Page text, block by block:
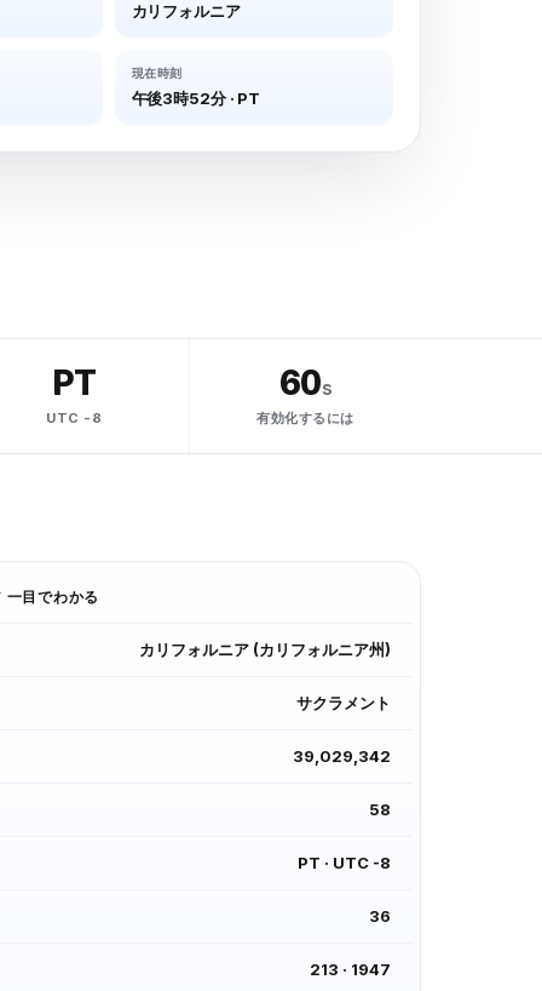
カリフォルニア
現在時刻
午後3時52分· PT
PT
UTC -8
60s
有効化するには
一目でわかる
カリフォルニア (カリフォルニア州)
サクラメント
39,029,342
58
PT · UTC -8
36
213 · 1947